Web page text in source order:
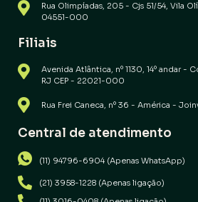
Rua Olimpíadas, 205 - Cjs 51/54, Vila
04551-000
Filiais
Avenida Atlântica, nº 1130, 14º andar -
RJ CEP - 22021-000
Rua Frei Caneca, nº 36 - América -
Central de atendimento
(11) 94796-6904 (Apenas WhatsApp)
(21) 3958-1228 (Apenas ligação)